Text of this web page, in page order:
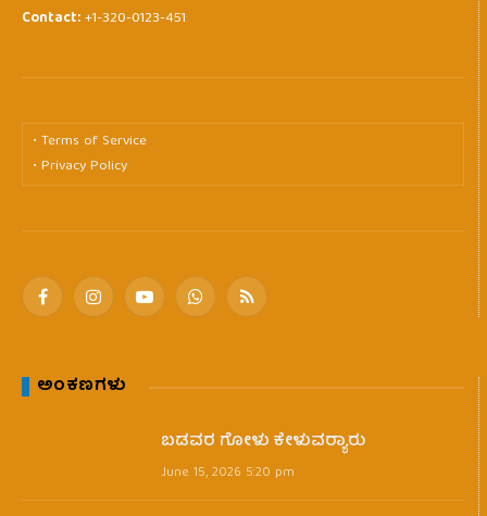
Contact:+1-320-0123-451
• Terms of Service
• Privacy Policy
FacebookInstagramYouTubeWhatsApp
RSS
ಅಂಕಣಗಳು
ಬಡವರ ಗೋಳು ಕೇಳುವರ‍್ಯಾರು
June 15, 2026 5:20 pm